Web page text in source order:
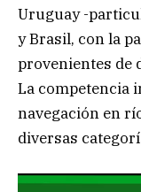
Uruguay -
y Brasil, con la
provenientes de
La competencia
navegación en
diversas